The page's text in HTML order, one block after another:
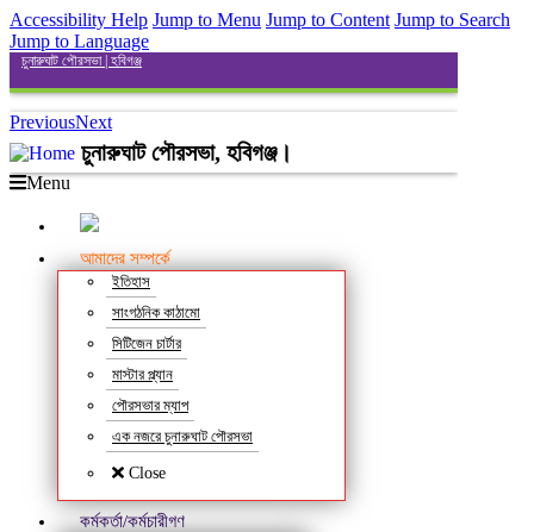
Accessibility Help Jump to Menu Jump to Content Jump to Search
Jump to Language
চুনারুঘাট পৌরসভা | হবিগঞ্জ
PreviousNext
চুনারুঘাট পৌরসভা, হবিগঞ্জ।
Menu
আমাদের সম্পর্কে
ইতিহাস
সাংগঠনিক কাঠামো
সিটিজেন চার্টার
মাস্টার প্ল্যান
পৌরসভার ম্যাপ
এক নজরে চুনারুঘাট পৌরসভা
Close
কর্মকর্তা/কর্মচারীগণ